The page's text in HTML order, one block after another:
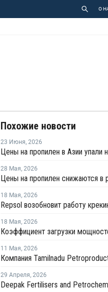
О
Похожие новости
23 Июня, 2026
28 Мая, 2026
Цены на пропилен снижаются в
18 Мая, 2026
18 Мая, 2026
11 Мая, 2026
29 Апреля, 2026